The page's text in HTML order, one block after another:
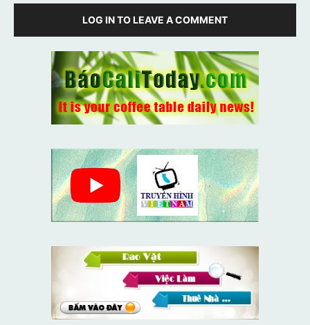
LOG IN TO LEAVE A COMMENT